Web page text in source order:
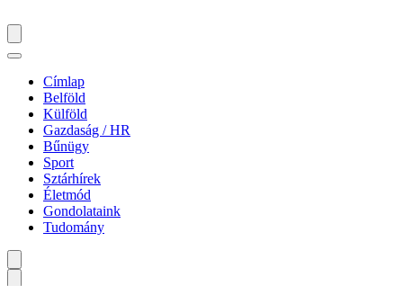
Címlap
Belföld
Külföld
Gazdaság / HR
Bűnügy
Sport
Sztárhírek
Életmód
Gondolataink
Tudomány